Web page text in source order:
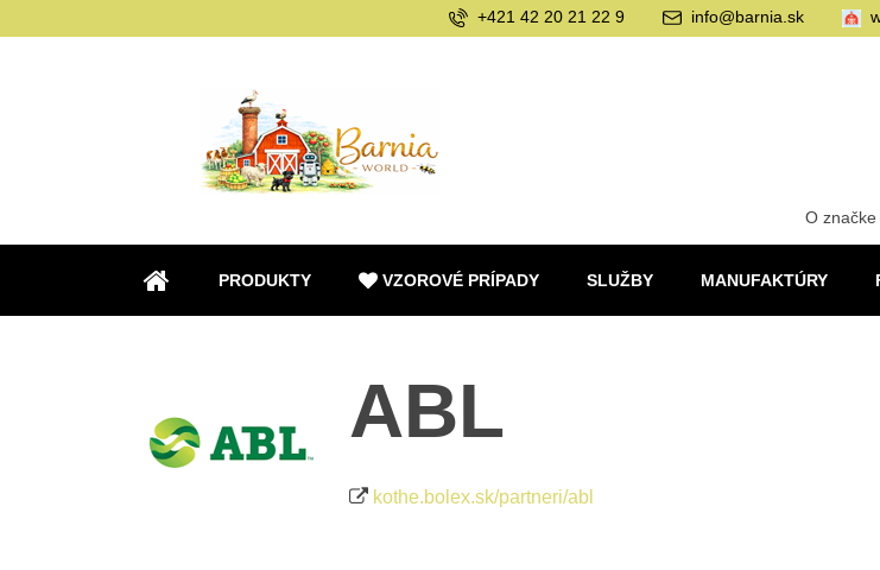
ÚVOD
PRODUKTY VZOROVÉ PRÍPADY SLUŽBY MANUFAKTÚRY
O značke
+421 42 20 21 22 9 info@barnia.sk
ABL
kothe.bolex.sk/partneri/abl